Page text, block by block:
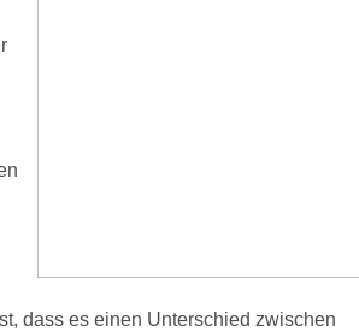
dass es einen Unterschied zwischen